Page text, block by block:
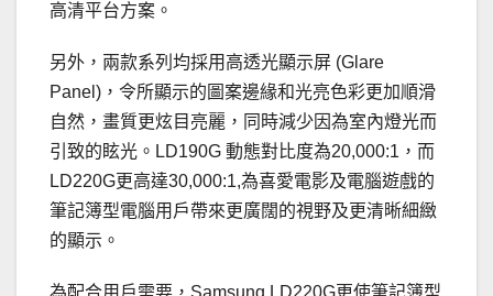
高清平台方案。
另外，兩款系列均採用高透光顯示屏 (Glare
Panel)，令所顯示的圖案邊緣和光亮色彩更加順滑
自然，畫質更炫目亮麗，同時減少因為室內燈光而
引致的眩光。LD190G 動態對比度為20,000:1，而
LD220G更高達30,000:1,為喜愛電影及電腦遊戲的
筆記簿型電腦用戶帶來更廣闊的視野及更清晰細緻
的顯示。